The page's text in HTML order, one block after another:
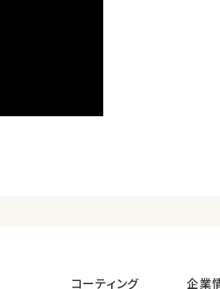
コーティング 企業